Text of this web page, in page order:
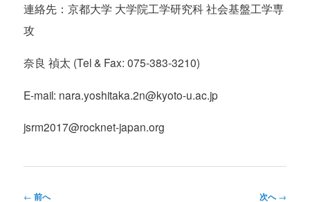
連絡先：京都大学 大学院工学研究科 社会基盤工学専
攻
奈良 禎太 (Tel & Fax: 075-383-3210)
E-mail: nara.yoshitaka.2n@kyoto-u.ac.jp
jsrm2017@rocknet-japan.org
投
← 前へ 次へ→